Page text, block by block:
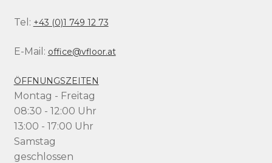
Tel: +43 (0)1 749 12 73
E-Mail: office@vfloor.at
ÖFFNUNGSZEITEN
Montag - Freitag
08:30 - 12:00 Uhr
13:00 - 17:00 Uhr
Samstag
geschlossen